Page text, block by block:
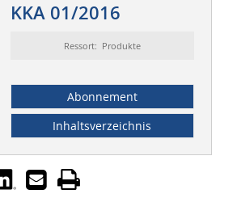
KKA 01/2016
Ressort: Produkte
Abonnement
Inhaltsverzeichnis